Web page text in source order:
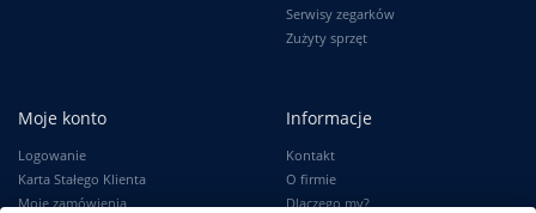
Serwisy zegarków
Zużyty sprzęt
Moje konto
Logowanie
Karta Stałego Klienta
Moje zamówienia
Informacje
Kontakt
O firmie
Dlaczego my?